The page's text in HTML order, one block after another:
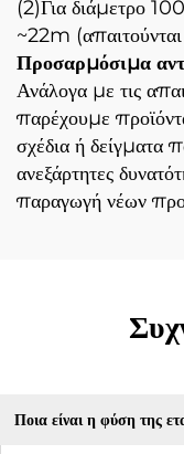
(2)Για διάμετρο
~22m
Προσαρμόσιμα
Ανάλογα με τις
παρέχουμε
σχέδια ή δείγματα
ανεξάρτητες
παραγωγή νέων
Ποια είναι η φύση της